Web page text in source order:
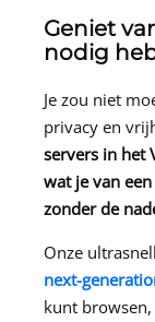
Geniet
nodig
Je zou niet
privacy en
servers in het
wat je van
zonder de
Onze
next-
kunt browsen,